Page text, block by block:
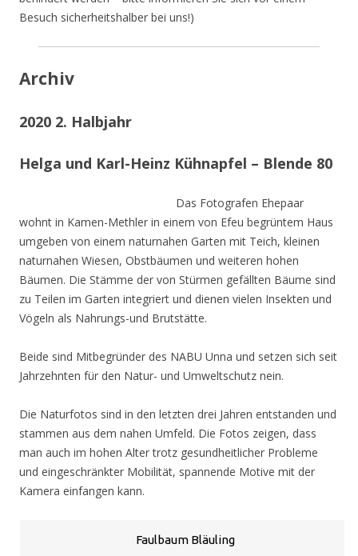
Besuch sicherheitshalber bei uns!)
Archiv
2020 2. Halbjahr
Helga und Karl-Heinz Kühnapfel – Blende 80
Das Fotografen Ehepaar
wohnt in Kamen-Methler in einem von Efeu begrüntem Haus
umgeben von einem naturnahen Garten mit Teich, kleinen
naturnahen Wiesen, Obstbäumen und weiteren hohen
Bäumen. Die Stämme der von Stürmen gefällten Bäume sind
zu Teilen im Garten integriert und dienen vielen Insekten und
Vögeln als Nahrungs-und Brutstätte.
Beide sind Mitbegründer des NABU Unna und setzen sich seit
Jahrzehnten für den Natur- und Umweltschutz nein.
Die Naturfotos sind in den letzten drei Jahren entstanden und
stammen aus dem nahen Umfeld. Die Fotos zeigen, dass
man auch im hohen Alter trotz gesundheitlicher Probleme
und eingeschränkter Mobilität, spannende Motive mit der
Kamera einfangen kann.
Faulbaum Bläuling